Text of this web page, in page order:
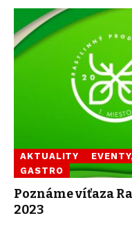
AKTUALITY
GASTRO
Poznáme víťaza
2023